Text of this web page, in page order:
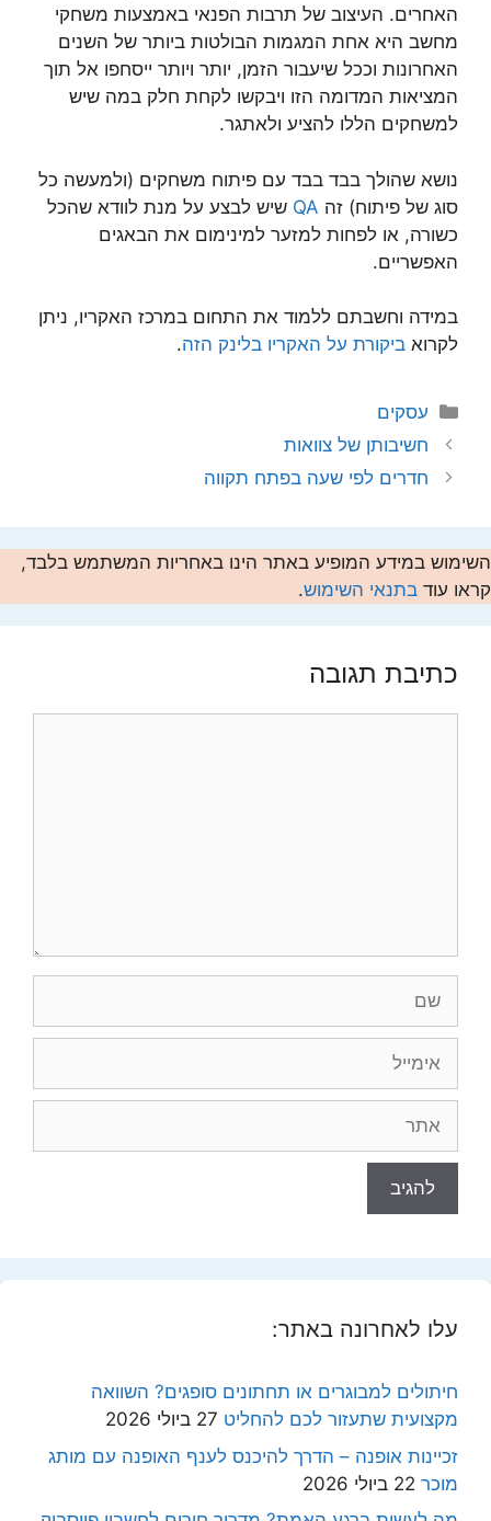
האחרים. העיצוב של תרבות הפנאי באמצעות משחקי
מחשב היא אחת המגמות הבולטות ביותר של השנים
האחרונות וככל שיעבור הזמן, יותר ויותר ייסחפו אל תוך
המציאות המדומה הזו ויבקשו לקחת חלק במה שיש
למשחקים הללו להציע ולאתגר.
נושא שהולך בבד בבד עם פיתוח משחקים (ולמעשה כל
סוג של פיתוח) זה QA שיש לבצע על מנת לוודא שהכל
כשורה, או לפחות למזער למינימום את הבאגים
האפשריים.
במידה וחשבתם ללמוד את התחום במרכז האקריו, ניתן
לקרוא ביקורת על האקריו בלינק הזה.
קטגוריות
עסקים
חשיבותן של צוואות
חדרים לפי שעה בפתח תקווה
השימוש במידע המופיע באתר הינו באחריות המשתמש בלבד,
קראו עוד בתנאי השימוש.
כתיבת תגובה
עלו לאחרונה באתר:
חיתולים למבוגרים או תחתונים סופגים? השוואה
מקצועית שתעזור לכם להחליט 27 ביולי 2026
זכיינות אופנה – הדרך להיכנס לענף האופנה עם מותג
מוכר 22 ביולי 2026